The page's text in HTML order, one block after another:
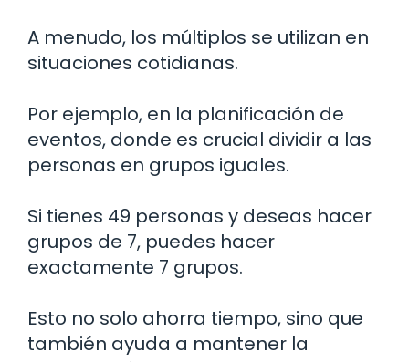
A menudo, los múltiplos se utilizan en
situaciones cotidianas.
Por ejemplo, en la planificación de
eventos, donde es crucial dividir a las
personas en grupos iguales.
Si tienes 49 personas y deseas hacer
grupos de 7, puedes hacer
exactamente 7 grupos.
Esto no solo ahorra tiempo, sino que
también ayuda a mantener la